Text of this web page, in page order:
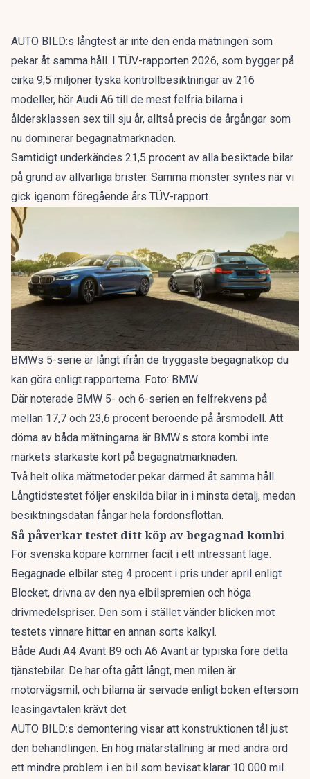
AUTO BILD:s långtest är inte den enda mätningen som
pekar åt samma håll. I TÜV-rapporten 2026, som bygger på
cirka 9,5 miljoner tyska kontrollbesiktningar av 216
modeller, hör Audi A6 till de mest felfria bilarna i
åldersklassen sex till sju år, alltså precis de årgångar som
nu dominerar begagnatmarknaden.
Samtidigt underkändes 21,5 procent av alla besiktade bilar
på grund av allvarliga brister. Samma mönster syntes när vi
gick igenom föregående års TÜV-rapport.
BMWs 5-serie är långt ifrån de tryggaste begagnatköp du
kan göra enligt rapporterna. Foto: BMW
Där noterade BMW 5- och 6-serien en felfrekvens på
mellan 17,7 och 23,6 procent beroende på årsmodell. Att
döma av båda mätningarna är BMW:s stora kombi inte
märkets starkaste kort på begagnatmarknaden.
Två helt olika mätmetoder pekar därmed åt samma håll.
Långtidstestet följer enskilda bilar in i minsta detalj, medan
besiktningsdatan fångar hela fordonsflottan.
Så påverkar testet ditt köp av begagnad kombi
För svenska köpare kommer facit i ett intressant läge.
Begagnade elbilar steg 4 procent i pris under april enligt
Blocket, drivna av den nya elbilspremien och höga
drivmedelspriser. Den som i stället vänder blicken mot
testets vinnare hittar en annan sorts kalkyl.
Både Audi A4 Avant B9 och A6 Avant är typiska före detta
tjänstebilar. De har ofta gått långt, men milen är
motorvägsmil, och bilarna är servade enligt boken eftersom
leasingavtalen krävt det.
AUTO BILD:s demontering visar att konstruktionen tål just
den behandlingen. En hög mätarställning är med andra ord
ett mindre problem i en bil som bevisat klarar 10 000 mil